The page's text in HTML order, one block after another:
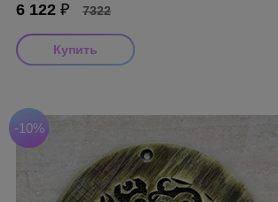
6 122 ₽ 7322
-10%